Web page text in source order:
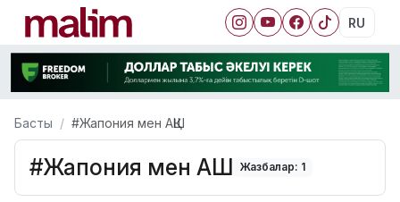
RU
Басты #Жапония мен АҚШ
#Жапония мен АҚШ Жазбалар: 1